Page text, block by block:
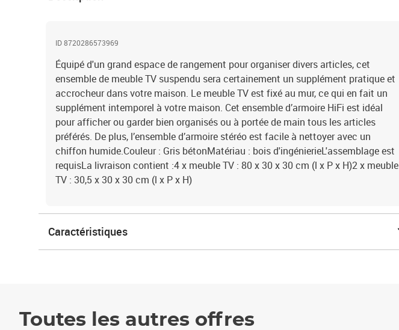
ID 8720286573969
Équipé d'un grand espace de rangement pour organiser divers articles, cet
ensemble de meuble TV suspendu sera certainement un supplément pratique et
accrocheur dans votre maison. Le meuble TV est fixé au mur, ce qui en fait un
supplément intemporel à votre maison. Cet ensemble d’armoire HiFi est idéal
pour afficher ou garder bien organisés ou à portée de main tous les articles
préférés. De plus, l’ensemble d’armoire stéréo est facile à nettoyer avec un
chiffon humide.Couleur : Gris bétonMatériau : bois d'ingénierieL'assemblage est
requisLa livraison contient :4 x meuble TV : 80 x 30 x 30 cm (l x P x H)2 x meuble
TV : 30,5 x 30 x 30 cm (l x P x H)
Caractéristiques
Toutes les autres offres